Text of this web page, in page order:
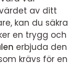
av ditt
kan du säkra
en trygg och
erbjuda den
krävs för en